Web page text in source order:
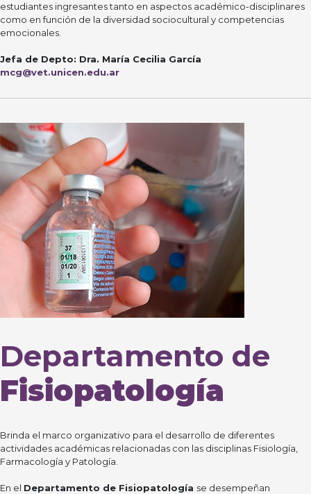
estudiantes ingresantes tanto en aspectos académico-disciplinares
como en función de la diversidad sociocultural y competencias
emocionales.
Jefa de Depto: Dra. María Cecilia García
mcg@vet.unicen.edu.ar
Departamento de
Fisiopatología
Brinda el marco organizativo para el desarrollo de diferentes
actividades académicas relacionadas con las disciplinas Fisiología,
Farmacología y Patología.
En el Departamento de Fisiopatología se desempeñan